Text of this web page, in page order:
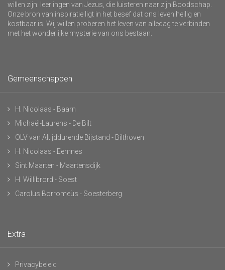
willen zijn: leerlingen van Jezus, die luisteren naar zijn Boodschap.
Onze bron van inspiratie ligt in het besef dat ons leven heilig en
kostbaar is. Wij willen proberen het leven van alledag te verbinden
met het wonderlijke mysterie van ons bestaan.
Gemeenschappen
H. Nicolaas - Baarn
Michaël-Laurens - De Bilt
OLV van Altijddurende Bijstand - Bilthoven
H. Nicolaas - Eemnes
Sint Maarten - Maartensdijk
H. Willibrord - Soest
Carolus Borromeüs - Soesterberg
Extra
Privacybeleid